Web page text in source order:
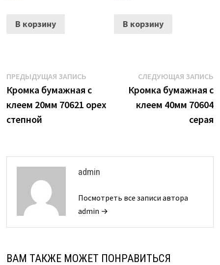
В корзину В корзину
Навигация
по
записям
ПРЕДЫДУЩАЯ ЗАПИСЬПредыдущая
запись:
Кромка бумажная с
клеем 20мм 70621 орех
степной
СЛЕДУЮЩАЯ ЗАПИСЬ
Кромка бумажная с
клеем 40мм 70604
серая
admin
Посмотреть все записи автора
admin →
ВАМ ТАКЖЕ МОЖЕТ ПОНРАВИТЬСЯ